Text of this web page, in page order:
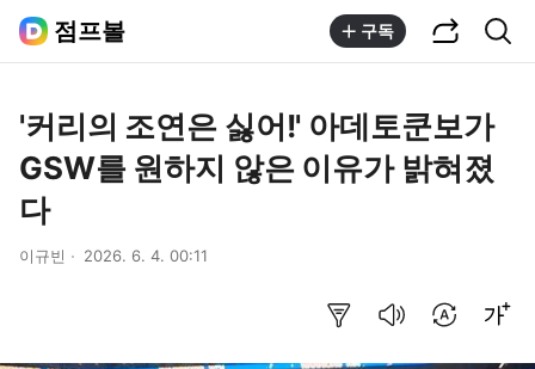
점프볼 구독
'커리의 조연은 싫어!' 아데토쿤보가
GSW를 원하지 않은 이유가 밝혀졌
다
이규빈 2026. 6. 4. 00:11